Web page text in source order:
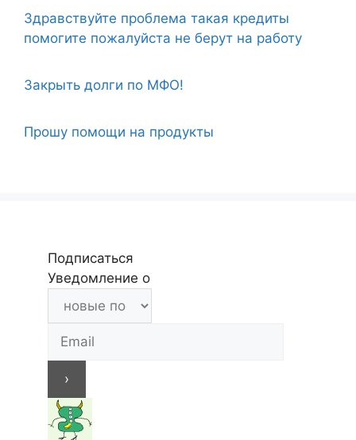
Здравствуйте проблема такая кредиты
помогите пожалуйста не берут на работу
Закрыть долги по МФО!
Прошу помощи на продукты
Подписаться
Уведомление о